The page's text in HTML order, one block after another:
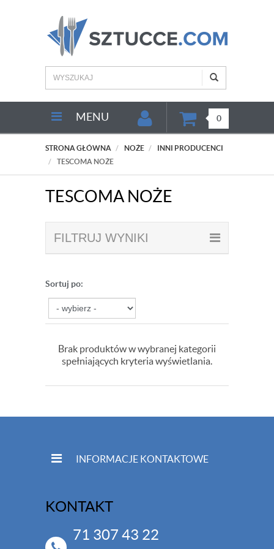
MENU 0
STRONA GŁÓWNA NOŻE
INNI PRODUCENCI
TESCOMA NOŻE
TESCOMA NOŻE
FILTRUJ WYNIKI
Sortuj po:
Brak produktów w wybranej kategorii
spełniających kryteria wyświetlania.
INFORMACJE KONTAKTOWE
KONTAKT
71 307 43 22